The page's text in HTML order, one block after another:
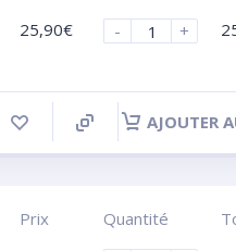
25,90€
-
+
AJOUTER
Prix
Quantité